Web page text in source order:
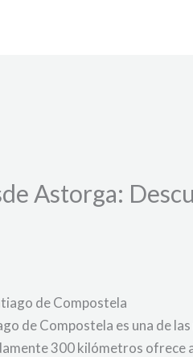
Astorga:
de Compostela
de Compostela es una de
300 kilómetros ofrece